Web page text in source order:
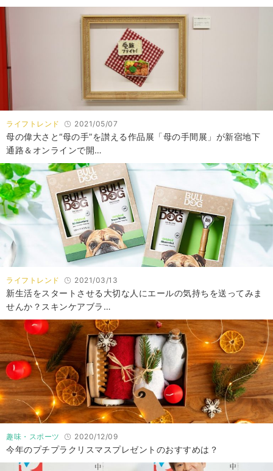
ライフトレンド 2021/05/07
母の偉大さと“母の手”を讃える作品展「母の手間展」が新宿地下
通路＆オンラインで開…
ライフトレンド 2021/03/13
新生活をスタートさせる大切な人にエールの気持ちを送ってみま
せんか？スキンケアブラ…
趣味・スポーツ 2020/12/09
今年のプチプラクリスマスプレゼントのおすすめは？